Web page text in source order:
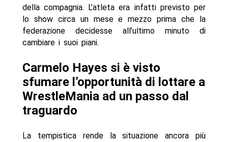
della compagnia. L’atleta era infatti previsto per
lo show circa un mese e mezzo prima che la
federazione decidesse all’ultimo minuto di
cambiare i suoi piani.
Carmelo Hayes si è visto
sfumare l’opportunità di lottare a
WrestleMania ad un passo dal
traguardo
La tempistica rende la situazione ancora più